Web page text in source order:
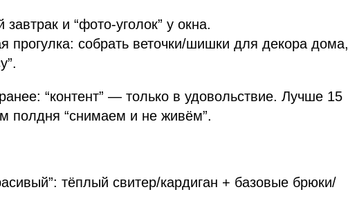
и “фото-уголок” у окна.
прогулка: собрать веточки/шишки для декора дома,
“контент” — только в удовольствие. Лучше 15
полдня “снимаем и не живём”.
тёплый свитер/кардиган + базовые брюки/